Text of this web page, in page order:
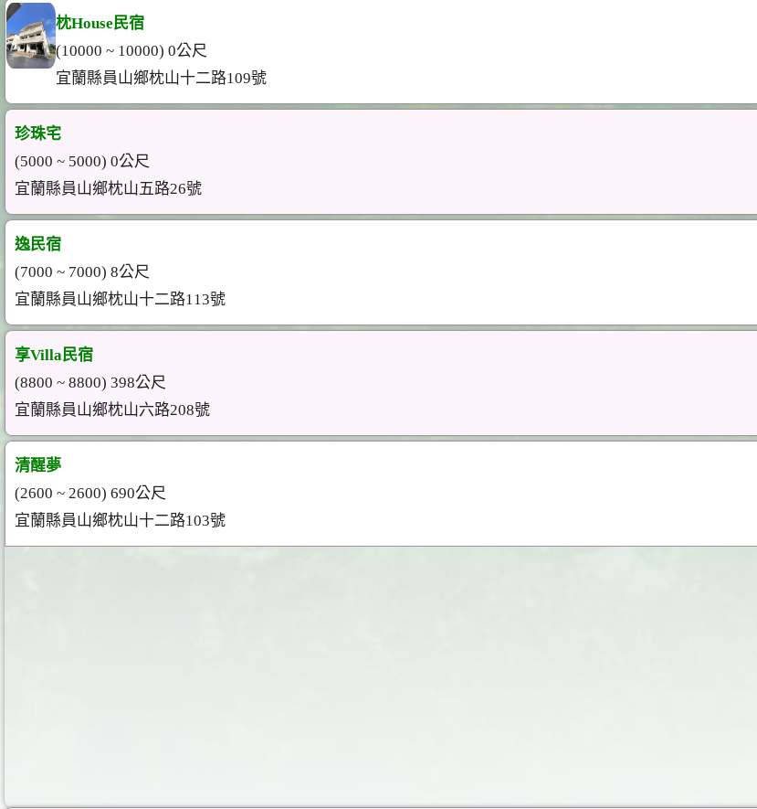
枕House民宿
(10000 ~ 10000) 0公尺
宜蘭縣員山鄉枕山十二路109號
珍珠宅
(5000 ~ 5000) 0公尺
宜蘭縣員山鄉枕山五路26號
逸民宿
(7000 ~ 7000) 8公尺
宜蘭縣員山鄉枕山十二路113號
享Villa民宿
(8800 ~ 8800) 398公尺
宜蘭縣員山鄉枕山六路208號
清醒夢
(2600 ~ 2600) 690公尺
宜蘭縣員山鄉枕山十二路103號